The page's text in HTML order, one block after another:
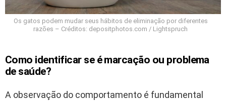
Os gatos podem mudar seus hábitos de eliminação por diferentes
razões – Créditos: depositphotos.com / Lightspruch
Como identificar se é marcação ou problema
de saúde?
A observação do comportamento é fundamental